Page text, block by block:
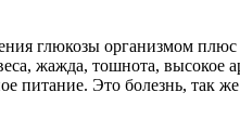
глюкозы организмом плюс
жажда, тошнота, высокое
питание. Это болезнь, так